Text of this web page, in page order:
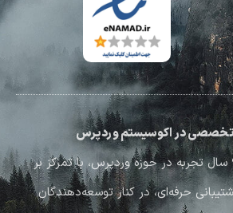
در اکوسیستم وردپرس
سمندون با بیش از ۹ سال تجربه در حوزه وردپرس، با تمرکز بر
حرفه‌ای، در کنار توسعه‌دهندگان